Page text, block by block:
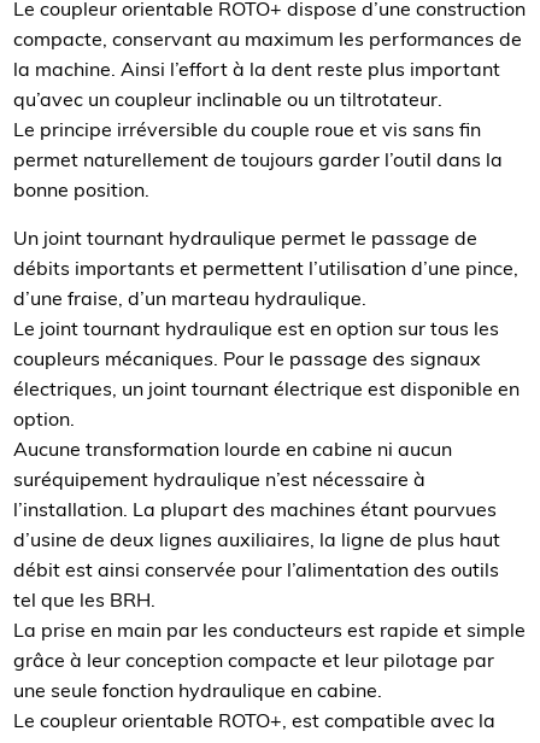
Le coupleur orientable ROTO+ dispose d’une construction
compacte, conservant au maximum les performances de
la machine. Ainsi l’effort à la dent reste plus important
qu’avec un coupleur inclinable ou un tiltrotateur.
Le principe irréversible du couple roue et vis sans fin
permet naturellement de toujours garder l’outil dans la
bonne position.
Un joint tournant hydraulique permet le passage de
débits importants et permettent l’utilisation d’une pince,
d’une fraise, d’un marteau hydraulique.
Le joint tournant hydraulique est en option sur tous les
coupleurs mécaniques. Pour le passage des signaux
électriques, un joint tournant électrique est disponible en
option.
Aucune transformation lourde en cabine ni aucun
suréquipement hydraulique n’est nécessaire à
l’installation. La plupart des machines étant pourvues
d’usine de deux lignes auxiliaires, la ligne de plus haut
débit est ainsi conservée pour l’alimentation des outils
tel que les BRH.
La prise en main par les conducteurs est rapide et simple
grâce à leur conception compacte et leur pilotage par
une seule fonction hydraulique en cabine.
Le coupleur orientable ROTO+, est compatible avec la